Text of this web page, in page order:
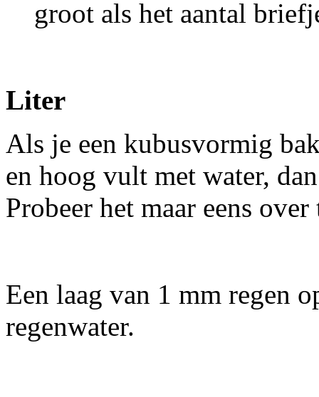
groot als het aantal
Liter
Als je een kubusvormig
en hoog vult met water,
Probeer het maar eens
Een laag van 1 mm regen
regenwater.